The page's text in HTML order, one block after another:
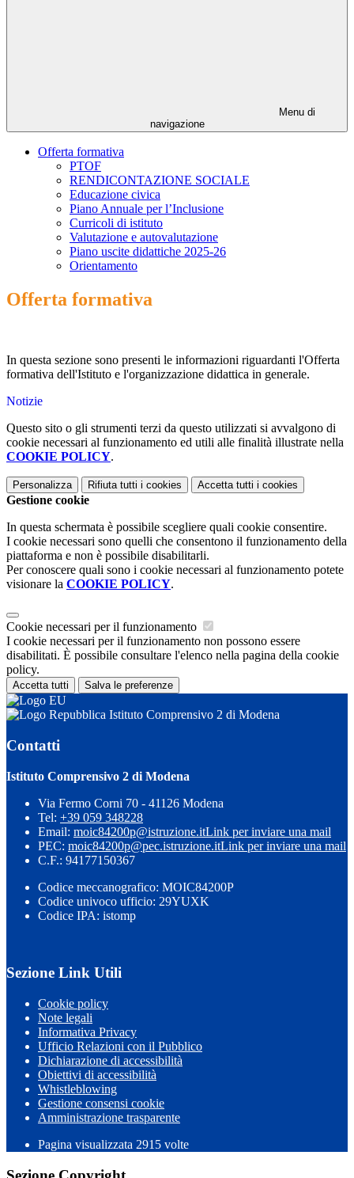
Menu di
navigazione
Offerta formativa
PTOF
RENDICONTAZIONE SOCIALE
Educazione civica
Piano Annuale per l’Inclusione
Curricoli di istituto
Valutazione e autovalutazione
Piano uscite didattiche 2025-26
Orientamento
Offerta formativa
In questa sezione sono presenti le informazioni riguardanti l'Offerta
formativa dell'Istituto e l'organizzazione didattica in generale.
Notizie
Questo sito o gli strumenti terzi da questo utilizzati si avvalgono di
cookie necessari al funzionamento ed utili alle finalità illustrate nella
COOKIE POLICY.
Personalizza Rifiuta tutti i cookies Accetta tutti i cookies
Gestione cookie
In questa schermata è possibile scegliere quali cookie consentire.
I cookie necessari sono quelli che consentono il funzionamento della
piattaforma e non è possibile disabilitarli.
Per conoscere quali sono i cookie necessari al funzionamento potete
visionare la COOKIE POLICY.
Cookie necessari per il funzionamento
I cookie necessari per il funzionamento non possono essere
disabilitati. È possibile consultare l'elenco nella pagina della cookie
policy.
Accetta tutti Salva le preferenze
Istituto Comprensivo 2 di Modena
Contatti
Istituto Comprensivo 2 di Modena
Via Fermo Corni 70 - 41126 Modena
Tel: +39 059 348228
Email: moic84200p@istruzione.itLink per inviare una mail
PEC: moic84200p@pec.istruzione.itLink per inviare una mail
C.F.: 94177150367
Codice meccanografico: MOIC84200P
Codice univoco ufficio: 29YUXK
Codice IPA: istomp
Sezione Link Utili
Cookie policy
Note legali
Informativa Privacy
Ufficio Relazioni con il Pubblico
Dichiarazione di accessibilità
Obiettivi di accessibilità
Whistleblowing
Gestione consensi cookie
Amministrazione trasparente
Pagina visualizzata 2915 volte